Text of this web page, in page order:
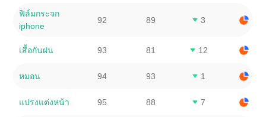
ฟิล์มกระจก
iphone
92 89 3
เสื้อกันฝน 93 81 12
หมอน 94 93 1
แปรงแต่งหน้า 95 88 7